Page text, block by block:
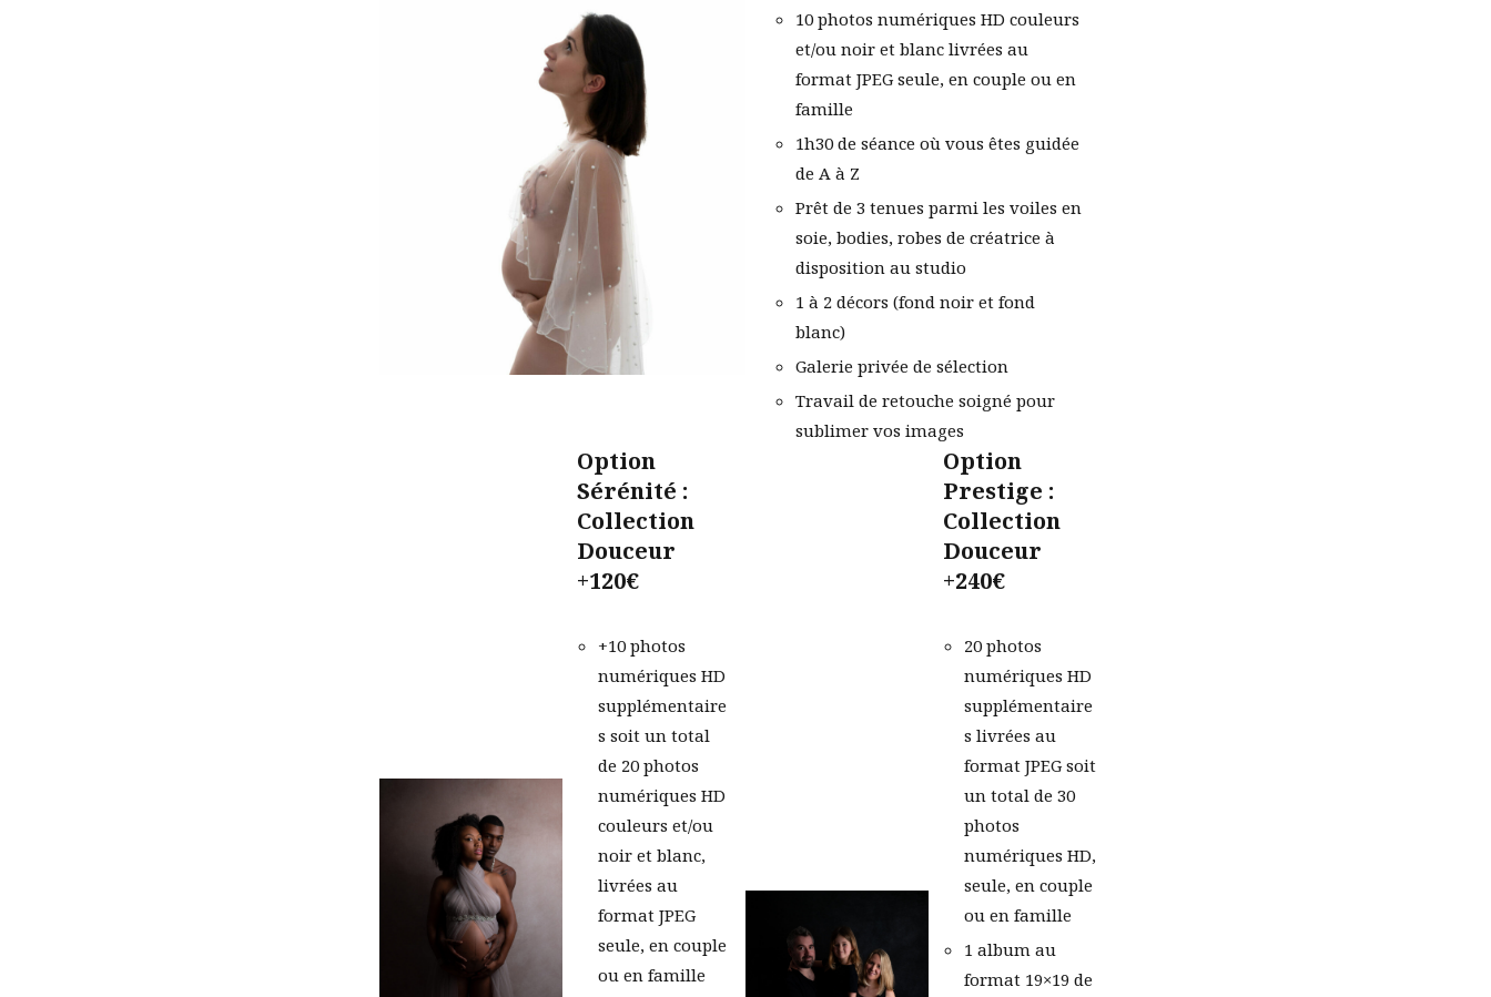
10 photos numériques HD couleurs
et/ou noir et blanc livrées au
format JPEG seule, en couple ou en
famille
1h30 de séance où vous êtes guidée
de A à Z
Prêt de 3 tenues parmi les voiles en
soie, bodies, robes de créatrice à
disposition au studio
1 à 2 décors (fond noir et fond
blanc)
Galerie privée de sélection
Travail de retouche soigné pour
sublimer vos images
Option
Sérénité :
Collection
Douceur
+120€
+10 photos
numériques HD
supplémentaire
s soit un total
de 20 photos
numériques HD
couleurs et/ou
noir et blanc,
livrées au
format JPEG
seule, en couple
ou en famille
Option
Prestige :
Collection
Douceur
+240€
20 photos
numériques HD
supplémentaire
s livrées au
format JPEG soit
un total de 30
photos
numériques HD,
seule, en couple
ou en famille
1 album au
format 19×19 de